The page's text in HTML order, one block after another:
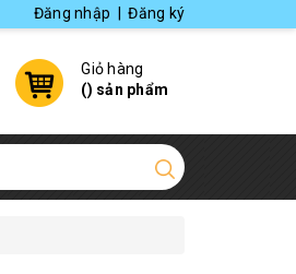
Đăng nhập Đăng ký
Giỏ hàng
() sản phẩm